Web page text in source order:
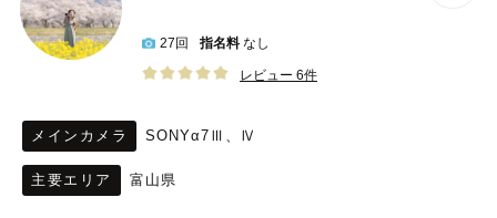
27回 指名料 なし
レビュー 6件
メインカメラ SONYα7Ⅲ、Ⅳ
主要エリア 富山県